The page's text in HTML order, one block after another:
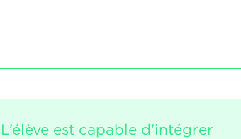
L’élève est capable d'intégrer